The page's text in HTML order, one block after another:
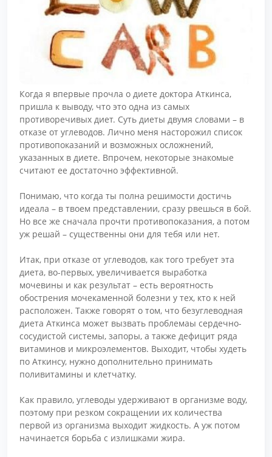
Когда я впервые прочла о диете доктора Аткинса,
пришла к выводу, что это одна из самых
противоречивых диет. Суть диеты двумя словами – в
отказе от углеводов. Лично меня насторожил список
противопоказаний и возможных осложнений,
указанных в диете. Впрочем, некоторые знакомые
считают ее достаточно эффективной.
Понимаю, что когда ты полна решимости достичь
идеала – в твоем представлении, сразу рвешься в бой.
Но все же сначала прочти противопоказания, а потом
уж решай – существенны они для тебя или нет.
Итак, при отказе от углеводов, как того требует эта
диета, во-первых, увеличивается выработка
мочевины и как результат – есть вероятность
обострения мочекаменной болезни у тех, кто к ней
расположен. Также говорят о том, что безуглеводная
диета Аткинса может вызвать проблемаы сердечно-
сосудистой системы, запоры, а также дефицит ряда
витаминов и микроэлементов. Выходит, чтобы худеть
по Аткинсу, нужно дополнительно принимать
поливитамины и клетчатку.
Как правило, углеводы удерживают в организме воду,
поэтому при резком сокращении их количества
первой из организма выходит жидкость. А уж потом
начинается борьба с излишками жира.